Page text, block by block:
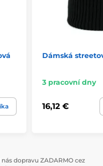
Dámská
3 pracovní dny
16,12 €
dopravu ZADARMO cez